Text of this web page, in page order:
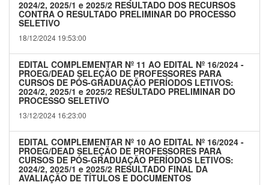
2024/2, 2025/1 e 2025/2 RESULTADO DOS RECURSOS
CONTRA O RESULTADO PRELIMINAR DO PROCESSO
SELETIVO
18/12/2024 19:53:00
EDITAL COMPLEMENTAR Nº 11 AO EDITAL Nº 16/2024 -
PROEG/DEAD SELEÇÃO DE PROFESSORES PARA
CURSOS DE PÓS-GRADUAÇÃO PERÍODOS LETIVOS:
2024/2, 2025/1 e 2025/2 RESULTADO PRELIMINAR DO
PROCESSO SELETIVO
13/12/2024 16:23:00
EDITAL COMPLEMENTAR Nº 10 AO EDITAL Nº 16/2024 -
PROEG/DEAD SELEÇÃO DE PROFESSORES PARA
CURSOS DE PÓS-GRADUAÇÃO PERÍODOS LETIVOS:
2024/2, 2025/1 e 2025/2 RESULTADO FINAL DA
AVALIAÇÃO DE TÍTULOS E DOCUMENTOS